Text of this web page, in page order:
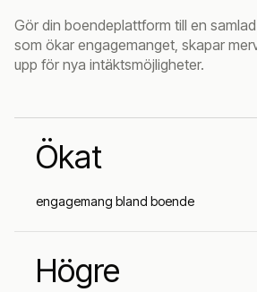
Gör din boendeplattform till en
som ökar engagemanget, skapar
upp för nya intäktsmöjligheter.
Ökat
engagemang bland boende
Högre